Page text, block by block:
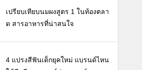
เปรียบเทียบนมผงสูตร 1 ในท้องตลา
ด สารอาหารที่น่าสนใจ
4 แปรงสีฟันเด็กยุคใหม่ แบรนด์ไหน